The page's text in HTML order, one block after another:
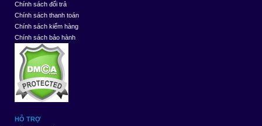
Chính sách đổi trả
Chính sách thanh toán
Chính sách kiểm hàng
Chính sách bảo hành
HỖ TRỢ